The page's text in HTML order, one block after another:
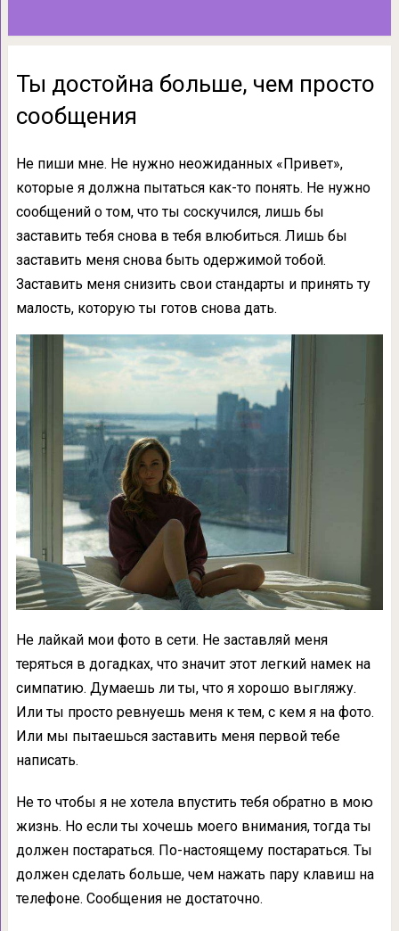
Ты достойна больше, чем просто
сообщения
Не пиши мне. Не нужно неожиданных «Привет»,
которые я должна пытаться как-то понять. Не нужно
сообщений о том, что ты соскучился, лишь бы
заставить тебя снова в тебя влюбиться. Лишь бы
заставить меня снова быть одержимой тобой.
Заставить меня снизить свои стандарты и принять ту
малость, которую ты готов снова дать.
Не лайкай мои фото в сети. Не заставляй меня
теряться в догадках, что значит этот легкий намек на
симпатию. Думаешь ли ты, что я хорошо выгляжу.
Или ты просто ревнуешь меня к тем, с кем я на фото.
Или мы пытаешься заставить меня первой тебе
написать.
Не то чтобы я не хотела впустить тебя обратно в мою
жизнь. Но если ты хочешь моего внимания, тогда ты
должен постараться. По-настоящему постараться. Ты
должен сделать больше, чем нажать пару клавиш на
телефоне. Сообщения не достаточно.